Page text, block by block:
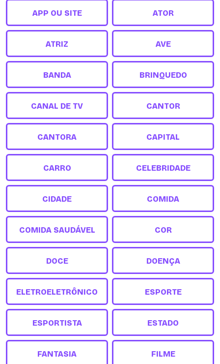
APP OU SITE ATOR
ATRIZ AVE
BANDA BRINQUEDO
CANAL DE TV CANTOR
CANTORA CAPITAL
CARRO CELEBRIDADE
CIDADE COMIDA
COMIDA SAUDÁVEL COR
DOCE DOENÇA
ELETROELETRÔNICO ESPORTE
ESPORTISTA ESTADO
FANTASIA FILME